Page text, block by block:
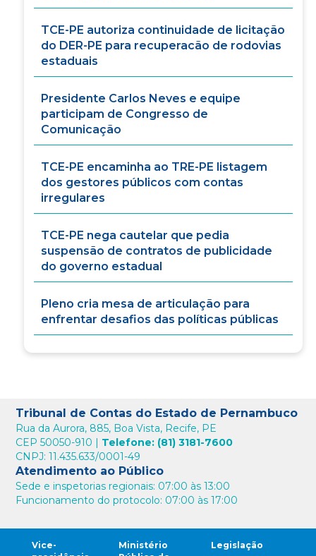
TCE-PE autoriza continuidade de licitação
do DER-PE para recuperacão de rodovias
estaduais
Presidente Carlos Neves e equipe
participam de Congresso de
Comunicação
TCE-PE encaminha ao TRE-PE listagem
dos gestores públicos com contas
irregulares
TCE-PE nega cautelar que pedia
suspensão de contratos de publicidade
do governo estadual
Pleno cria mesa de articulação para
enfrentar desafios das políticas públicas
Tribunal de Contas do Estado de Pernambuco
Rua da Aurora, 885, Boa Vista, Recife, PE
CEP 50050-910 | Telefone: (81) 3181-7600
CNPJ: 11.435.633/0001-49
Atendimento ao Público
Sede e inspetorias regionais: 07:00 às 13:00
Funcionamento do protocolo: 07:00 às 17:00
Vice-
Ministério
Legislação